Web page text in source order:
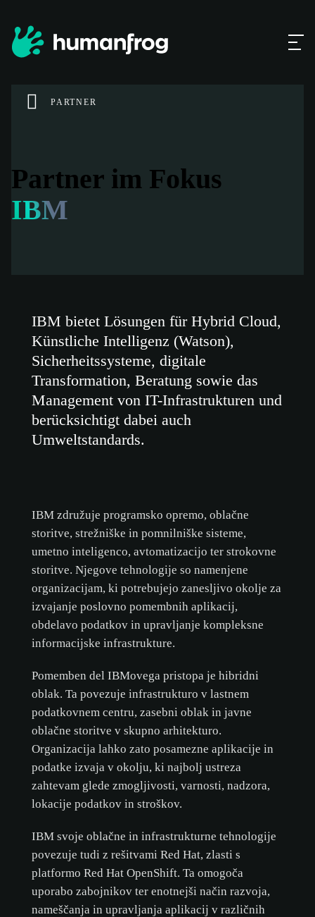
PARTNER
Partner im Fokus
IBM
IBM bietet Lösungen für Hybrid Cloud,
Künstliche Intelligenz (Watson),
Sicherheitssysteme, digitale
Transformation, Beratung sowie das
Management von IT-Infrastrukturen und
berücksichtigt dabei auch
Umweltstandards.
IBM združuje programsko opremo, oblačne
storitve, strežniške in pomnilniške sisteme,
umetno inteligenco, avtomatizacijo ter strokovne
storitve. Njegove tehnologije so namenjene
organizacijam, ki potrebujejo zanesljivo okolje za
izvajanje poslovno pomembnih aplikacij,
obdelavo podatkov in upravljanje kompleksne
informacijske infrastrukture.
Pomemben del IBMovega pristopa je hibridni
oblak. Ta povezuje infrastrukturo v lastnem
podatkovnem centru, zasebni oblak in javne
oblačne storitve v skupno arhitekturo.
Organizacija lahko zato posamezne aplikacije in
podatke izvaja v okolju, ki najbolj ustreza
zahtevam glede zmogljivosti, varnosti, nadzora,
lokacije podatkov in stroškov.
IBM svoje oblačne in infrastrukturne tehnologije
povezuje tudi z rešitvami Red Hat, zlasti s
platformo Red Hat OpenShift. Ta omogoča
uporabo zabojnikov ter enotnejši način razvoja,
nameščanja in upravljanja aplikacij v različnih